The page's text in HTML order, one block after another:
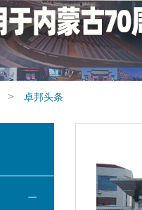
> 卓邦头条